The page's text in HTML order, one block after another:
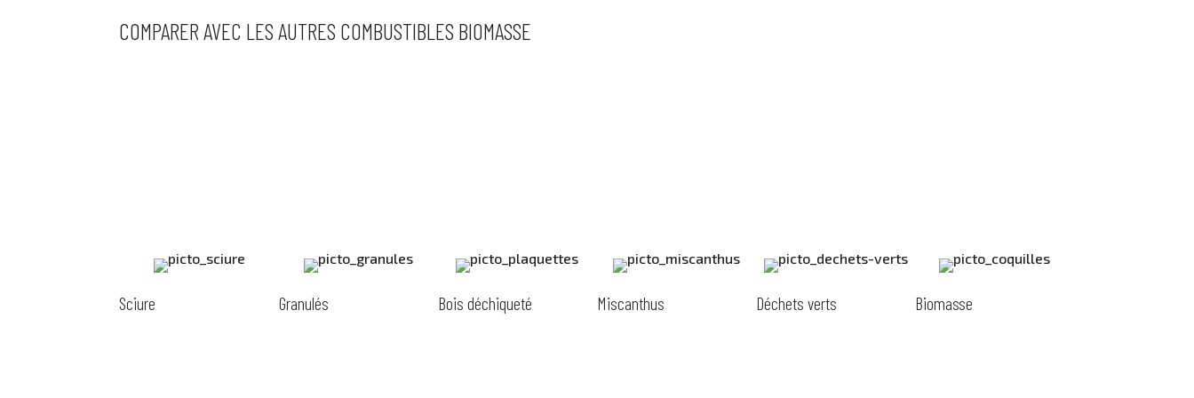
COMPARER AVEC LES AUTRES COMBUSTIBLES BIOMASSE
Sciure Granulés Bois déchiqueté Miscanthus Déchets verts Biomasse